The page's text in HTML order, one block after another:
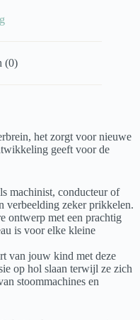
(0)
het zorgt voor nieuwe
geeft voor de
machinist, conducteur of
verbeelding zeker prikkelen.
ontwerp met een prachtig
is voor elke kleine
van jouw kind met deze
op hol slaan terwijl ze zich
stoommachines en